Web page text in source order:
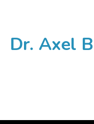
Dr. Axel